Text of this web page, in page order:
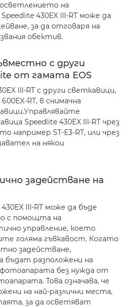
на
430EX III-RT може да
за да отговаря на
обектив.
с други
от гамата EOS
III-RT с други светкавици,
RT, в снимачна
Speedlite 430EX III-RT чрез
например ST-E3-RT, или чрез
на някои
задействане на
III-RT може да бъде
с помощта на
управление, което
голяма гъвкавост. Когато
задействане,
разположени на
без нужда от
Това означава, че
на най-различни места,
за да осветяват